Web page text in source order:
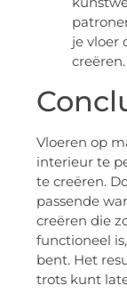
je vloer
creëren.
Vloeren op
interieur te
te creëren.
passende
creëren die
functioneel
bent. Het
trots kunt